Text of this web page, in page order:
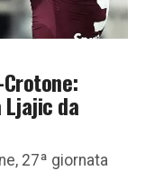
Ljajic da
27ª giornata